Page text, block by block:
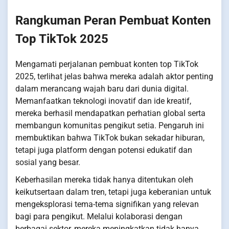
Rangkuman Peran Pembuat Konten
Top TikTok 2025
Mengamati perjalanan pembuat konten top TikTok
2025, terlihat jelas bahwa mereka adalah aktor penting
dalam merancang wajah baru dari dunia digital.
Memanfaatkan teknologi inovatif dan ide kreatif,
mereka berhasil mendapatkan perhatian global serta
membangun komunitas pengikut setia. Pengaruh ini
membuktikan bahwa TikTok bukan sekadar hiburan,
tetapi juga platform dengan potensi edukatif dan
sosial yang besar.
Keberhasilan mereka tidak hanya ditentukan oleh
keikutsertaan dalam tren, tetapi juga keberanian untuk
mengeksplorasi tema-tema signifikan yang relevan
bagi para pengikut. Melalui kolaborasi dengan